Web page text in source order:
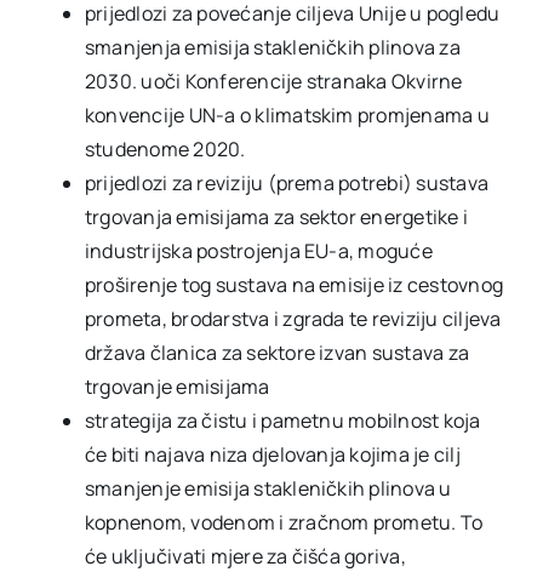
prijedlozi za povećanje ciljeva Unije u pogledu
smanjenja emisija stakleničkih plinova za
2030. uoči Konferencije stranaka Okvirne
konvencije UN-a o klimatskim promjenama u
studenome 2020.
prijedlozi za reviziju (prema potrebi) sustava
trgovanja emisijama za sektor energetike i
industrijska postrojenja EU-a, moguće
proširenje tog sustava na emisije iz cestovnog
prometa, brodarstva i zgrada te reviziju ciljeva
država članica za sektore izvan sustava za
trgovanje emisijama
strategija za čistu i pametnu mobilnost koja
će biti najava niza djelovanja kojima je cilj
smanjenje emisija stakleničkih plinova u
kopnenom, vodenom i zračnom prometu. To
će uključivati mjere za čišća goriva,